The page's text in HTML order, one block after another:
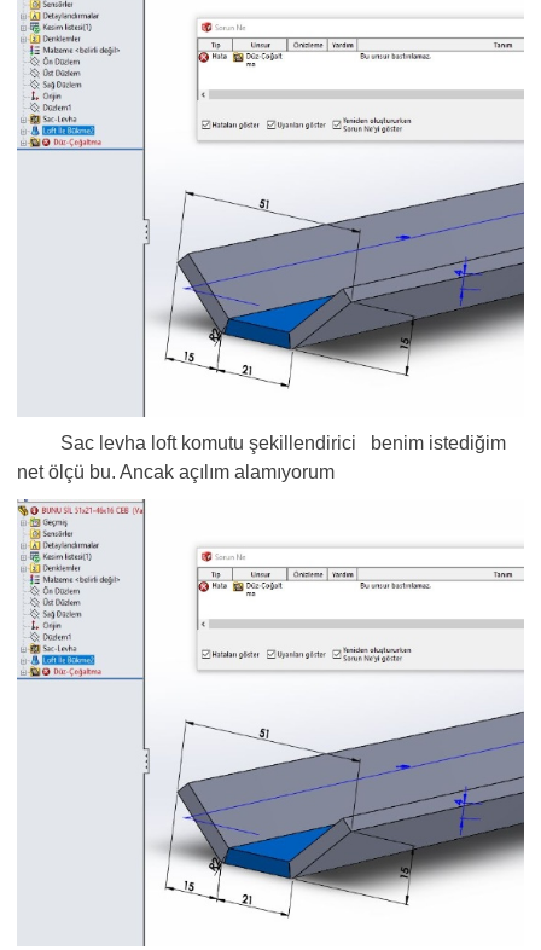
Sac levha loft komutu şekillendirici benim istediğim
net ölçü bu. Ancak açılım alamıyorum